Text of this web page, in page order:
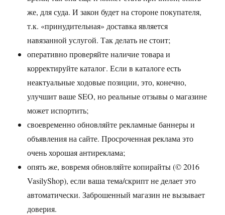
же, для суда. И закон будет на стороне покупателя,
т.к. «принудительная» доставка является
навязанной услугой. Так делать не стоит;
оперативно проверяйте наличие товара и
корректируйте каталог. Если в каталоге есть
неактуальные ходовые позиции, это, конечно,
улучшит ваше SEO, но реальные отзывы о магазине
может испортить;
своевременно обновляйте рекламные баннеры и
объявления на сайте. Просроченная реклама это
очень хорошая антиреклама;
опять же, вовремя обновляйте копирайты (© 2016
VasilyShop), если ваша тема/скрипт не делает это
автоматически. Заброшенный магазин не вызывает
доверия.